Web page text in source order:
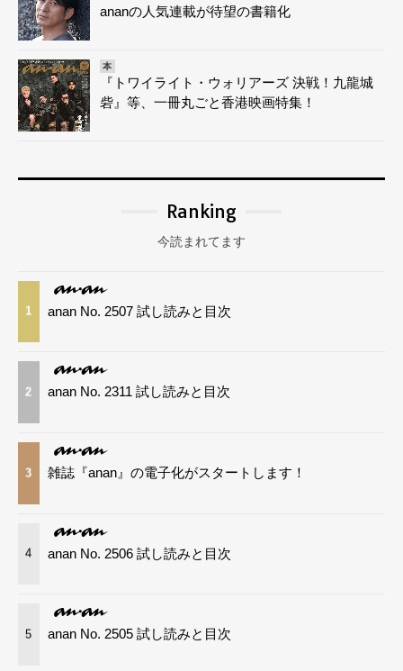
ananの人気連載が待望の書籍化
本
『トワイライト・ウォリアーズ 決戦！九龍城
砦』等、一冊丸ごと香港映画特集！
Ranking
今読まれてます
1 anan No. 2507 試し読みと目次
2 anan No. 2311 試し読みと目次
3 雑誌『anan』の電子化がスタートします！
4 anan No. 2506 試し読みと目次
5 anan No. 2505 試し読みと目次